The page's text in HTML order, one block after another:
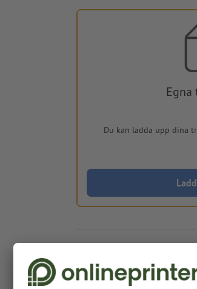
Egna
Du kan ladda upp dina
fre, aug. 14. - tis, aug. 18.
Vikt: ca. 50 g